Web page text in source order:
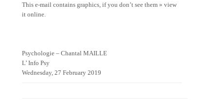
This e-mail contains graphics, if you don’t see them » view
it online.
Psychologie – Chantal MAILLE
L’ Info Psy
Wednesday, 27 February 2019